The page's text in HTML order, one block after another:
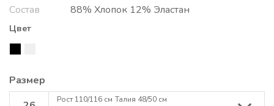
Состав
88% Хлопок 12% Эластан
Цвет
Размер
Рост 110/116 см Талия 48/50 см